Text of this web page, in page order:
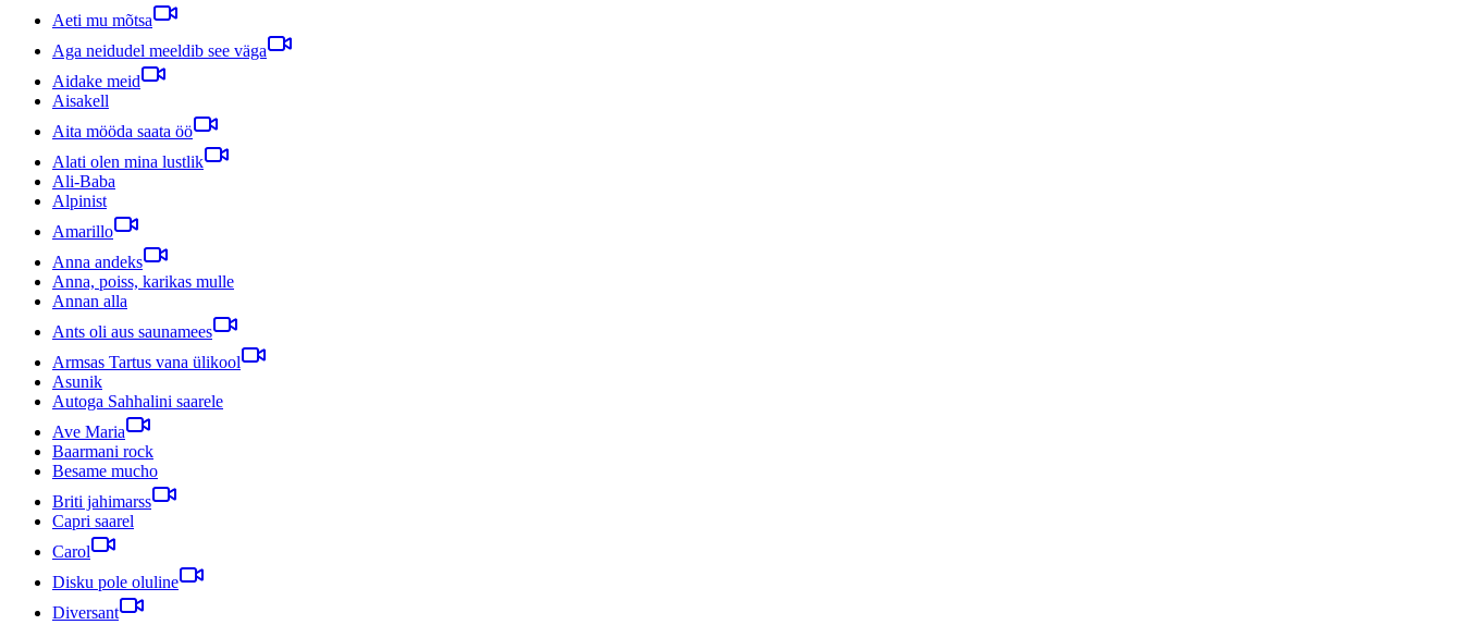
Aeti mu mõtsa
Aga neidudel meeldib see väga
Aidake meid
Aisakell
Aita mööda saata öö
Alati olen mina lustlik
Ali-Baba
Alpinist
Amarillo
Anna andeks
Anna, poiss, karikas mulle
Annan alla
Ants oli aus saunamees
Armsas Tartus vana ülikool
Asunik
Autoga Sahhalini saarele
Ave Maria
Baarmani rock
Besame mucho
Briti jahimarss
Capri saarel
Carol
Disku pole oluline
Diversant